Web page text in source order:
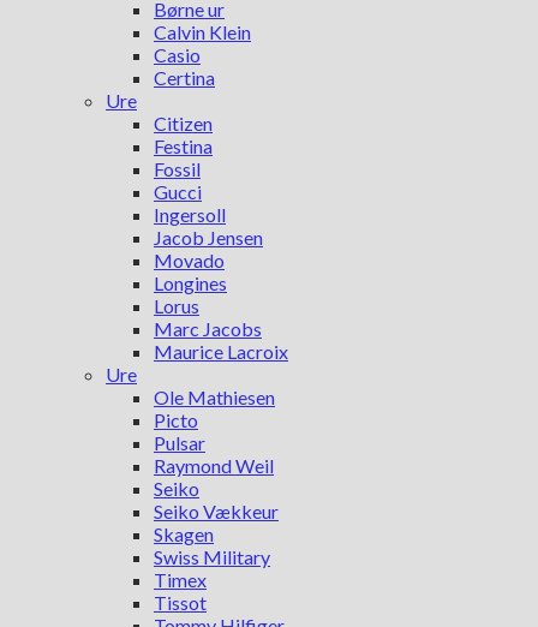
Børne ur
Calvin Klein
Casio
Certina
Ure
Citizen
Festina
Fossil
Gucci
Ingersoll
Jacob Jensen
Movado
Longines
Lorus
Marc Jacobs
Maurice Lacroix
Ure
Ole Mathiesen
Picto
Pulsar
Raymond Weil
Seiko
Seiko Vækkeur
Skagen
Swiss Military
Timex
Tissot